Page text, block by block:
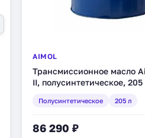
AIMOL
Трансмиссионное масло
II, полусинтетическое,
Полусинтетическое 205 л
86 290 ₽